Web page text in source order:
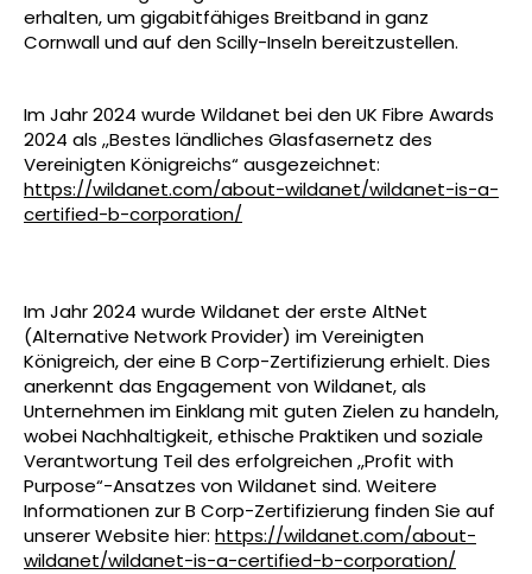
erhalten, um gigabitfähiges Breitband in ganz
Cornwall und auf den Scilly-Inseln bereitzustellen.
Im Jahr 2024 wurde Wildanet bei den UK Fibre Awards
2024 als „Bestes ländliches Glasfasernetz des
Vereinigten Königreichs“ ausgezeichnet:
https://wildanet.com/about-wildanet/wildanet-is-a-
certified-b-corporation/
Im Jahr 2024 wurde Wildanet der erste AltNet
(Alternative Network Provider) im Vereinigten
Königreich, der eine B Corp-Zertifizierung erhielt. Dies
anerkennt das Engagement von Wildanet, als
Unternehmen im Einklang mit guten Zielen zu handeln,
wobei Nachhaltigkeit, ethische Praktiken und soziale
Verantwortung Teil des erfolgreichen „Profit with
Purpose“-Ansatzes von Wildanet sind. Weitere
Informationen zur B Corp-Zertifizierung finden Sie auf
unserer Website hier: https://wildanet.com/about-
wildanet/wildanet-is-a-certified-b-corporation/